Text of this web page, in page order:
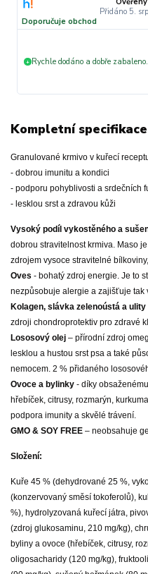
Přidáno 5.
Doporučuje obchod
+ Rychle dodáno a dobře zabaleno.
Kompletní specifikace
Granulované krmivo v kuřecí
- dobrou imunitu a kondici
- podporu pohyblivosti a srdečních
- lesklou srst a zdravou kůži
Vysoký podíl vykostěného a
dobrou stravitelnost krmiva. Maso
zdrojem vysoce stravitelné
Oves - bohatý zdroj energie. Je to
nezpůsobuje alergie a zajišťuje tak
Kolagen, slávka zelenoústá a
zdroji chondroprotektiv pro zdravé
Lososový olej – přírodní zdroj
lesklou a hustou srst psa a také
nemocem. 2 % přidaného
Ovoce a bylinky - díky
hřebíček, citrusy, rozmarýn,
podpora imunity a skvělé trávení.
GMO & SOY FREE – neobsahuje
Složení:
Kuře 45 % (dehydrované 25 %,
(konzervovaný směsí tokoferolů),
%), hydrolyzovaná kuřecí játra,
(zdroj glukosaminu, 210 mg/kg),
byliny a ovoce (hřebíček, citrusy,
oligosacharidy (120 mg/kg),